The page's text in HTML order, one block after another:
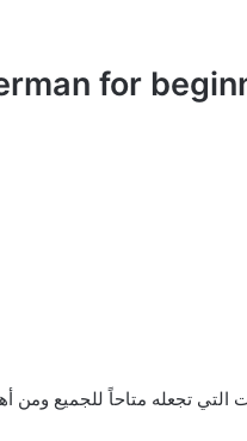
التي تجعله متاحاً للجميع ومن